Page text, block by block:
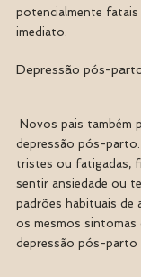
potencialmente
imediato.
Depressão pós-
depressão pós-
tristes ou fatigadas,
sentir ansiedade ou
padrões habituais de
os mesmos sintomas
depressão pós-parto